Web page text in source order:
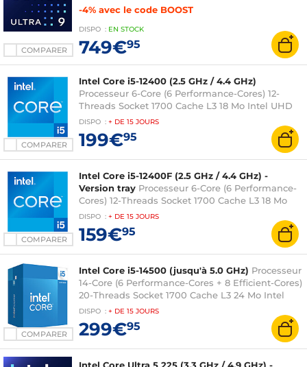
COMPARER
Smart Cache 36 Mo + L2 40 Mo Intel Graphics
garantie Intel 3 ans)
-4% avec le code BOOST
DISPO : EN STOCK
749€95
COMPARER
Intel Core i5-12400 (2.5 GHz / 4.4 GHz)
Processeur 6-Core (6 Performance-Cores) 12-
Threads Socket 1700 Cache L3 18 Mo Intel UHD
Graphics 730 0.010 micron (version tray sans
ventilateur - garantie Intel 3 ans)
DISPO : + DE 15 JOURS
199€95
COMPARER
Intel Core i5-12400F (2.5 GHz / 4.4 GHz) -
Version tray Processeur 6-Core (6 Performance-
Cores) 12-Threads Socket 1700 Cache L3 18 Mo
0.010 micron (version tray sans ventilateur -
garantie Intel 3 ans)
DISPO : + DE 15 JOURS
159€95
COMPARER
Intel Core i5-14500 (jusqu'à 5.0 GHz) Processeur
14-Core (6 Performance-Cores + 8 Efficient-Cores)
20-Threads Socket 1700 Cache L3 24 Mo Intel
UHD Graphics 770 0.010 micron (version boîte
avec ventilateur - garantie Intel 3 ans)
DISPO : + DE 15 JOURS
299€95